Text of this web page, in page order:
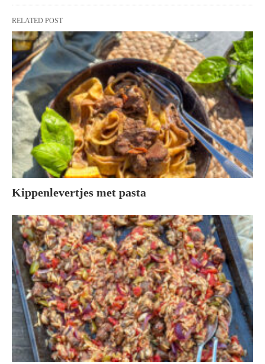
RELATED POST
Kippenlevertjes met pasta